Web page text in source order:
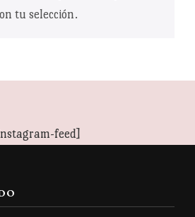
tu selección.
feed]